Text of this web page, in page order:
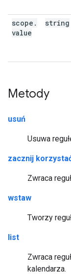
scope .
value
string
Metody
usuń
Usuwa
zacznij
Zwraca
wstaw
Tworzy
list
Zwraca
kalendarza.